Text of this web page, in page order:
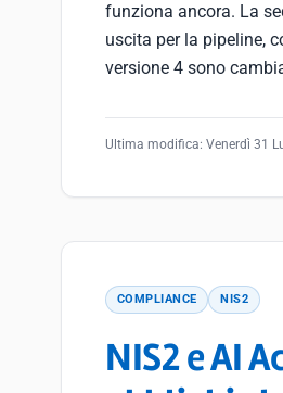
funziona ancora. La
uscita per la pipeline,
versione 4 sono
Ultima modifica: Venerdì 31
COMPLIANCE NIS2
NIS2 e AI